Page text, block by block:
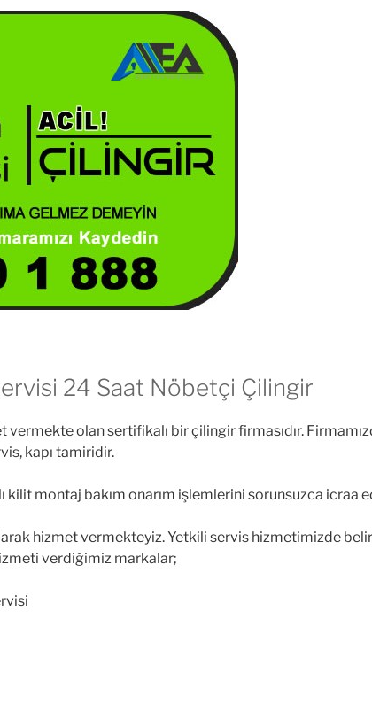
24 Saat Nöbetçi Çilingir
vermekte olan sertifikalı bir çilingir firmasıdır.
kapı tamiridir.
kilit montaj bakım onarım işlemlerini sorunsuzca icraa
hizmet vermekteyiz. Yetkili servis hizmetimizde
verdiğimiz markalar;